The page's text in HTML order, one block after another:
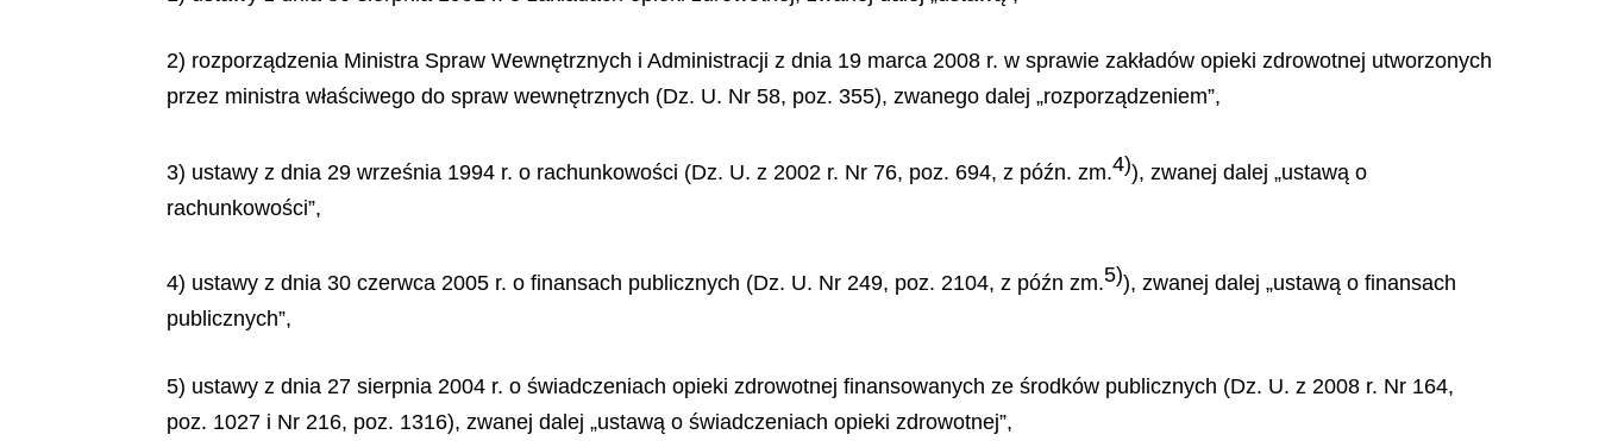
2) rozporządzenia Ministra Spraw Wewnętrznych i Administracji z dnia 19 marca 2008 r. w sprawie zakładów opieki zdrowotnej utworzonych
przez ministra właściwego do spraw wewnętrznych (Dz. U. Nr 58, poz. 355), zwanego dalej „rozporządzeniem”,
3) ustawy z dnia 29 września 1994 r. o rachunkowości (Dz. U. z 2002 r. Nr 76, poz. 694, z późn. zm.4)), zwanej dalej „ustawą o
rachunkowości”,
4) ustawy z dnia 30 czerwca 2005 r. o finansach publicznych (Dz. U. Nr 249, poz. 2104, z późn zm.5)), zwanej dalej „ustawą o finansach
publicznych”,
5) ustawy z dnia 27 sierpnia 2004 r. o świadczeniach opieki zdrowotnej finansowanych ze środków publicznych (Dz. U. z 2008 r. Nr 164,
poz. 1027 i Nr 216, poz. 1316), zwanej dalej „ustawą o świadczeniach opieki zdrowotnej”,